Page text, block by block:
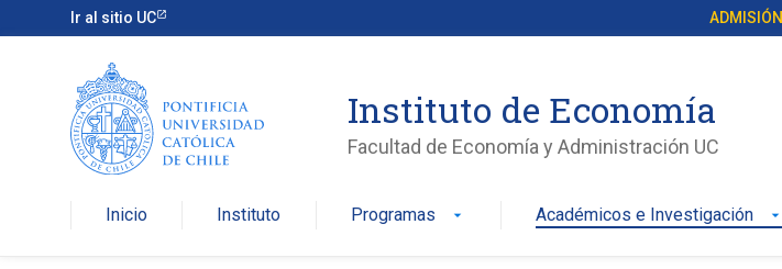
Ir al sitio UC ADMISIÓN
Instituto de Economía
Facultad de Economía y Administración UC
Inicio Instituto Programas arrow_drop_down Académicos e Investigación arrow_drop_down